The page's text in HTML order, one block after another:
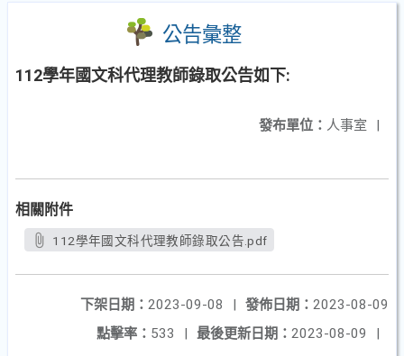
公告彙整
112學年國文科代理教師錄取公告如下:
發布單位： 人事室 |
相關附件
112學年國文科代理教師錄取公告.pdf
發佈日期： 2023-08-09
下架日期： 2023-09-08
|
最後更新日期： 2023-08-09 |
點擊率： 533 |